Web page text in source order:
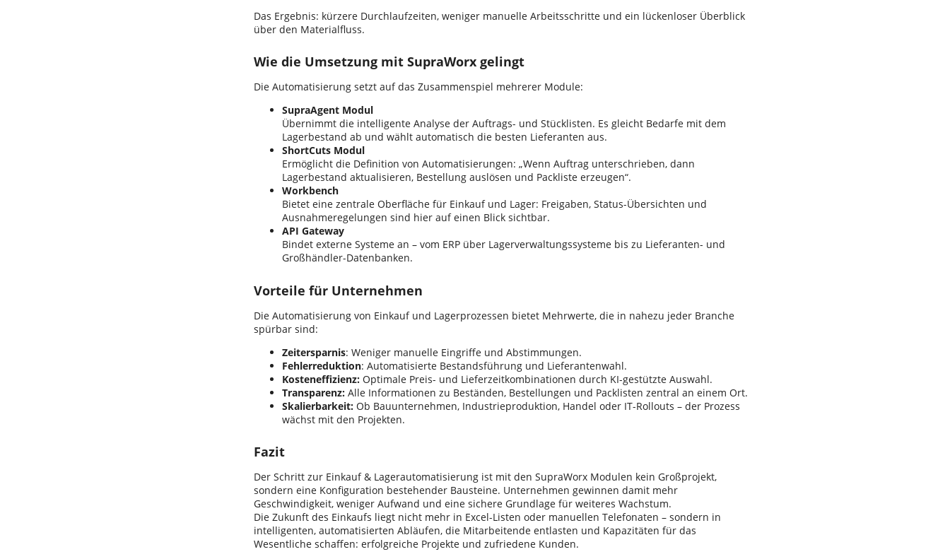
Das Ergebnis: kürzere Durchlaufzeiten, weniger manuelle Arbeitsschritte und ein lückenloser Überblick
über den Materialfluss.
Wie die Umsetzung mit SupraWorx gelingt
Die Automatisierung setzt auf das Zusammenspiel mehrerer Module:
SupraAgent Modul
Übernimmt die intelligente Analyse der Auftrags- und Stücklisten. Es gleicht Bedarfe mit dem
Lagerbestand ab und wählt automatisch die besten Lieferanten aus.
ShortCuts Modul
Ermöglicht die Definition von Automatisierungen: „Wenn Auftrag unterschrieben, dann
Lagerbestand aktualisieren, Bestellung auslösen und Packliste erzeugen“.
Workbench
Bietet eine zentrale Oberfläche für Einkauf und Lager: Freigaben, Status-Übersichten und
Ausnahmeregelungen sind hier auf einen Blick sichtbar.
API Gateway
Bindet externe Systeme an – vom ERP über Lagerverwaltungssysteme bis zu Lieferanten- und
Großhändler-Datenbanken.
Vorteile für Unternehmen
Die Automatisierung von Einkauf und Lagerprozessen bietet Mehrwerte, die in nahezu jeder Branche
spürbar sind:
Zeitersparnis: Weniger manuelle Eingriffe und Abstimmungen.
Fehlerreduktion: Automatisierte Bestandsführung und Lieferantenwahl.
Kosteneffizienz: Optimale Preis- und Lieferzeitkombinationen durch KI-gestützte Auswahl.
Transparenz: Alle Informationen zu Beständen, Bestellungen und Packlisten zentral an einem Ort.
Skalierbarkeit: Ob Bauunternehmen, Industrieproduktion, Handel oder IT-Rollouts – der Prozess
wächst mit den Projekten.
Fazit
Der Schritt zur Einkauf & Lagerautomatisierung ist mit den SupraWorx Modulen kein Großprojekt,
sondern eine Konfiguration bestehender Bausteine. Unternehmen gewinnen damit mehr
Geschwindigkeit, weniger Aufwand und eine sichere Grundlage für weiteres Wachstum.
Die Zukunft des Einkaufs liegt nicht mehr in Excel-Listen oder manuellen Telefonaten – sondern in
intelligenten, automatisierten Abläufen, die Mitarbeitende entlasten und Kapazitäten für das
Wesentliche schaffen: erfolgreiche Projekte und zufriedene Kunden.